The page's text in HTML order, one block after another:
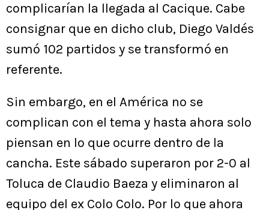
complicarían la llegada al Cacique. Cabe
consignar que en dicho club, Diego Valdés
sumó 102 partidos y se transformó en
referente.
Sin embargo, en el América no se
complican con el tema y hasta ahora solo
piensan en lo que ocurre dentro de la
cancha. Este sábado superaron por 2-0 al
Toluca de Claudio Baeza y eliminaron al
equipo del ex Colo Colo. Por lo que ahora